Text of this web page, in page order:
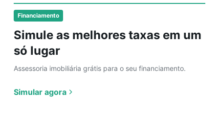
Financiamento
Simule as melhores taxas em um
só lugar
Assessoria imobiliária grátis para o seu financiamento.
Simular agora